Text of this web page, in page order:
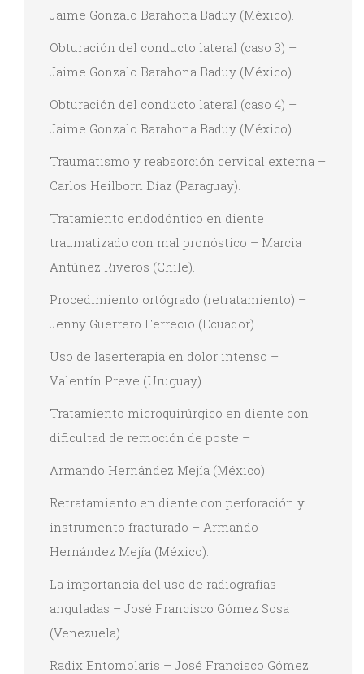
Jaime Gonzalo Barahona Baduy (México).
Obturación del conducto lateral (caso 3) –
Jaime Gonzalo Barahona Baduy (México).
Obturación del conducto lateral (caso 4) –
Jaime Gonzalo Barahona Baduy (México).
Traumatismo y reabsorción cervical externa –
Carlos Heilborn Díaz (Paraguay).
Tratamiento endodóntico en diente
traumatizado con mal pronóstico – Marcia
Antúnez Riveros (Chile).
Procedimiento ortógrado (retratamiento) –
Jenny Guerrero Ferrecio (Ecuador) .
Uso de laserterapia en dolor intenso –
Valentín Preve (Uruguay).
Tratamiento microquirúrgico en diente con
dificultad de remoción de poste –
Armando Hernández Mejía (México).
Retratamiento en diente con perforación y
instrumento fracturado – Armando
Hernández Mejía (México).
La importancia del uso de radiografías
anguladas – José Francisco Gómez Sosa
(Venezuela).
Radix Entomolaris – José Francisco Gómez